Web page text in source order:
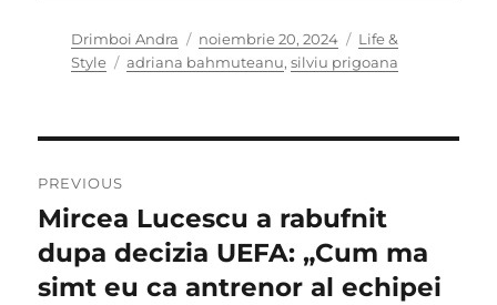
Author
Drimboi Andra
Posted
on
noiembrie 20, 2024 Categories
Life &
Style
Tags
adriana bahmuteanu, silviu prigoana
în
articole
PREVIOUS
Previous
post:
Mircea Lucescu a rabufnit
dupa decizia UEFA: „Cum ma
simt eu ca antrenor al echipei